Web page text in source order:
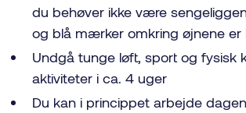
du behøver ikke være
og blå mærker omkring øjnene er
Undgå tunge løft, sport og fysisk
aktiviteter i ca. 4 uger
Du kan i princippet arbejde